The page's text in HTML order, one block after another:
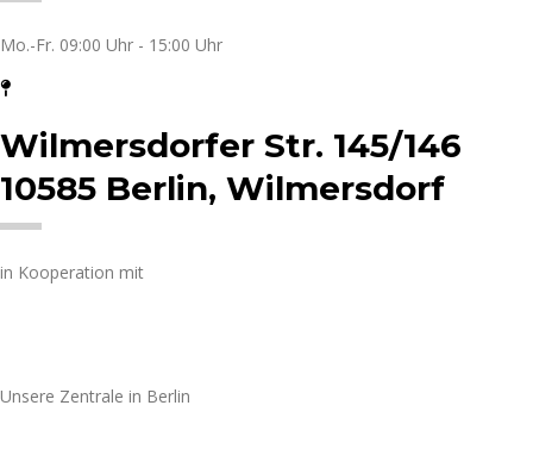
Mo.-Fr. 09:00 Uhr - 15:00 Uhr
Wilmersdorfer Str. 145/146
10585 Berlin, Wilmersdorf
in Kooperation mit
Unsere Zentrale in Berlin